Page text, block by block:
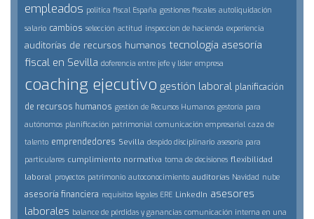
empleados politica fiscal España gestiones fiscales autoliquidación
salario cambios selección actitud inspeccion de hacienda experiencia
auditorías de recursos humanos tecnología asesoría
fiscal en Sevilla doferencia entre jefe y lider empresa
coaching ejecutivo gestión laboral planificación
de recursos humanos gestión de Recursos Humanos gestoría para
autónomos planificación patrimonial comunicación empresarial caza de
talento emprendedores Sevilla despido disciplinario asesoría para
particulares cumplimiento normativa toma de decisiones flexibilidad
laboral proyectos patrimonio autoconocimiento auditorías Navidad nube
asesoría financiera requisitos legales ERE LinkedIn asesores
laborales balance de pérdidas y ganancias comunicación interna en una